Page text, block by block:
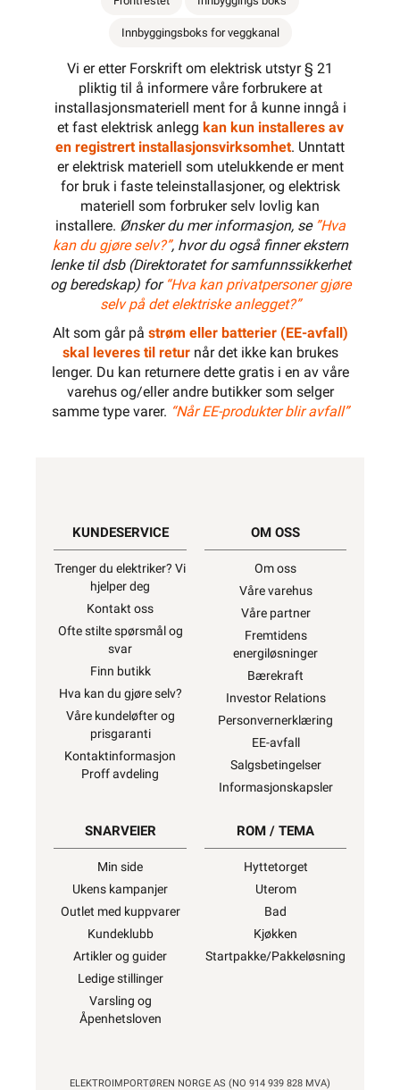
Innbyggingsboks for veggkanal
Vi er etter Forskrift om elektrisk utstyr § 21
pliktig til å informere våre forbrukere at
installasjonsmateriell ment for å kunne inngå i
et fast elektrisk anlegg kan kun installeres av
en registrert installasjonsvirksomhet. Unntatt
er elektrisk materiell som utelukkende er ment
for bruk i faste teleinstallasjoner, og elektrisk
materiell som forbruker selv lovlig kan
installere. Ønsker du mer informasjon, se ”Hva
kan du gjøre selv?”, hvor du også finner ekstern
lenke til dsb (Direktoratet for samfunnssikkerhet
og beredskap) for “Hva kan privatpersoner gjøre
selv på det elektriske anlegget?”
Alt som går på strøm eller batterier (EE-avfall)
skal leveres til returnår det ikke kan brukes
lenger. Du kan returnere dette gratis i en av våre
varehus og/eller andre butikker som selger
samme type varer. “Når EE-produkter blir avfall”
KUNDESERVICE
Trenger du elektriker? Vi
hjelper deg
Kontakt oss
Ofte stilte spørsmål og
svar
Finn butikk
Hva kan du gjøre selv?
Våre kundeløfter og
prisgaranti
Kontaktinformasjon
Proff avdeling
OM OSS
Om oss
Våre varehus
Våre partner
Fremtidens
energiløsninger
Bærekraft
Investor Relations
Personvernerklæring
EE-avfall
Salgsbetingelser
Informasjonskapsler
SNARVEIER
Min side
Ukens kampanjer
Outlet med kuppvarer
Kundeklubb
Artikler og guider
Ledige stillinger
Varsling og
Åpenhetsloven
ROM / TEMA
Hyttetorget
Uterom
Bad
Kjøkken
Startpakke/Pakkeløsning
ELEKTROIMPORTØREN NORGE AS (NO 914 939 828 MVA)